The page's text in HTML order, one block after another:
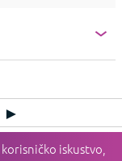
iskustvo,
►
►